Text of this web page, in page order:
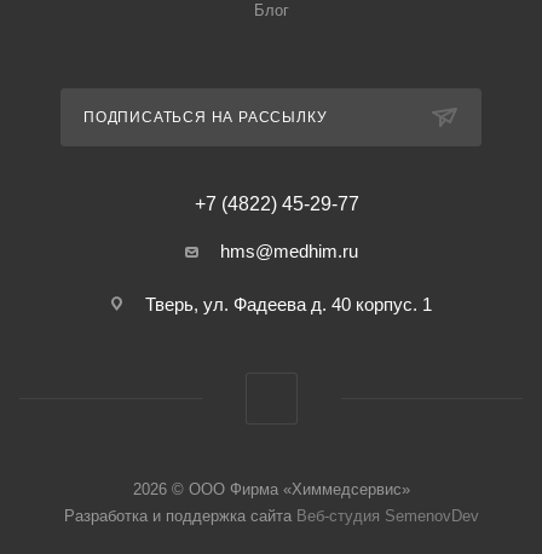
Блог
ПОДПИСАТЬСЯ НА РАССЫЛКУ
+7 (4822) 45-29-77
hms@medhim.ru
Тверь, ул. Фадеева д. 40 корпус. 1
2026 © ООО Фирма «Химмедсервис»
Разработка и поддержка сайта Веб-студия SemenovDev